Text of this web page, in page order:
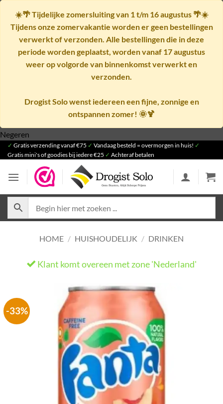
☀️🌴Tijdelijke zomersluiting van 1 t/m 16 augustus🌴☀️
Tijdens onze zomervakantie worden er geen bestellingen
verwerkt of verzonden. Alle bestellingen die in deze
periode worden geplaatst, worden vanaf 17 augustus
weer op volgorde van binnenkomst verwerkt en
verzonden.
Drogist Solo wenst iedereen een fijne, zonnige en
ontspannen zomer! 🌞🍹
Negeren
naar
inhoud
✓ Gratis verzending vanaf €75 ✓ Vandaag besteld = overmorgen in huis! ✓
Gratis mini's of goodies bij iedere €25 ✓ Achteraf betalen
HOME / HUISHOUDELIJK / DRINKEN
Klant komt overeen met zone 'Nederland'
-33%